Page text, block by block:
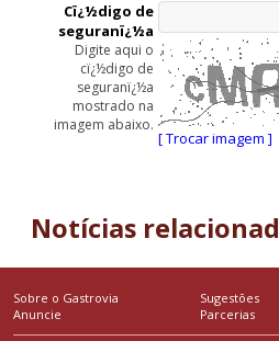
Cï¿½digo de
seguranï¿½a
Digite aqui o
cï¿½digo de
seguranï¿½a
mostrado na
imagem abaixo.
[ Trocar imagem ]
Notícias
Sobre o Gastrovia
Anuncie
Sugestões
Parcerias